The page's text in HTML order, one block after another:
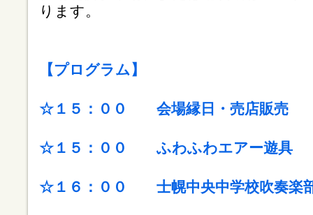
ります。
【プログラム】
☆１５：００ 会場縁日・売店販売
☆１５：００ ふわふわエアー遊具
☆１６：００ 士幌中央中学校吹奏楽